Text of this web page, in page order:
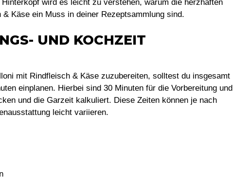
wird es leicht zu verstehen, warum die herzhaften
Käse ein Muss in deiner Rezeptsammlung sind.
UND KOCHZEIT
mit Rindfleisch & Käse zuzubereiten, solltest du insgesamt
einplanen. Hierbei sind 30 Minuten für die Vorbereitung und
und die Garzeit kalkuliert. Diese Zeiten können je nach
leicht variieren.